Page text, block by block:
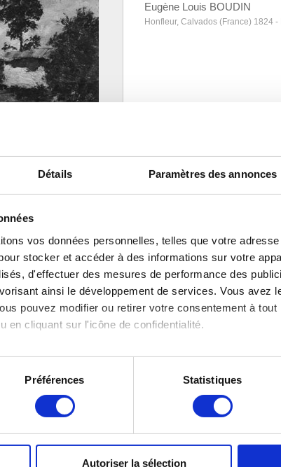
Détails Paramètres des annonces
vos données personnelles, telles que votre
stocker et accéder à des informations sur votre
d'effectuer des mesures de performance des
ainsi le développement de services. Vous avez
pouvez modifier ou retirer votre consentement à
en cliquant sur l'icône de confidentialité.
également :
votre localisation géographique qui peuvent être
Préférences Statistiques
Autoriser la sélection
Bruxelles
Eugène Louis BOUDIN
Honfleur, Calvados (France) 1824